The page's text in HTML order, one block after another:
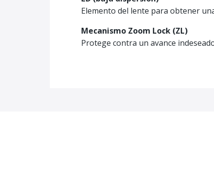
Elemento del lente para obtener
Mecanismo Zoom Lock (ZL)
Protege contra un avance